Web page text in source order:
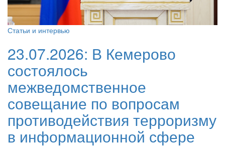
Статьи и интервью
23.07.2026: В Кемерово
состоялось
межведомственное
совещание по вопросам
противодействия терроризму
в информационной сфере